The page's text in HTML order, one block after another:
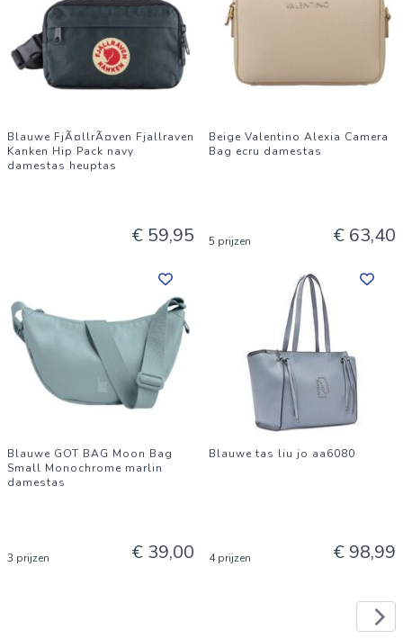
Blauwe FjÃ¤llrÃ¤ven Fjallraven
Kanken Hip Pack navy
damestas heuptas
€ 59,95
Beige Valentino Alexia Camera
Bag ecru damestas
5 prijzen € 63,40
Blauwe GOT BAG Moon Bag
Small Monochrome marlin
damestas
3 prijzen € 39,00
Blauwe tas liu jo aa6080
4 prijzen € 98,99